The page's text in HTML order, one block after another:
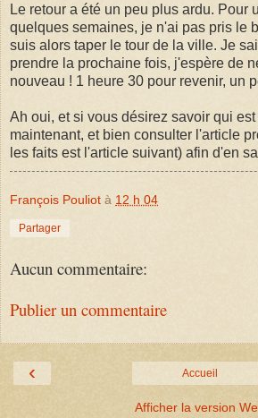
Le retour a été un peu plus ardu. Pour
quelques semaines, je n'ai pas pris le
suis alors taper le tour de la ville. Je
prendre la prochaine fois, j'espère de
nouveau ! 1 heure 30 pour revenir, un
Ah oui, et si vous désirez savoir qui
maintenant, et bien consulter l'article
les faits est l'article suivant) afin d'en
François Pouliot à 12 h 04
Partager
Aucun commentaire:
Publier un commentaire
‹ Accueil
Afficher la version